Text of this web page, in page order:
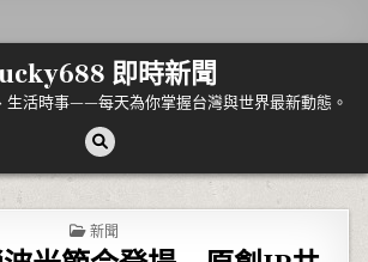
即時新聞
生活時事——每天為你掌握台灣與世界最新動態。
POSTED IN
新聞